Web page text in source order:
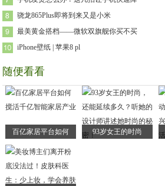
骁龙865Plus即将到来又是小米
最美黄金搭档——微软双旗舰你买不买
iPhone壁纸 | 苹果8 pl
随便看看
百亿家居平台如何 93岁女王的时尚